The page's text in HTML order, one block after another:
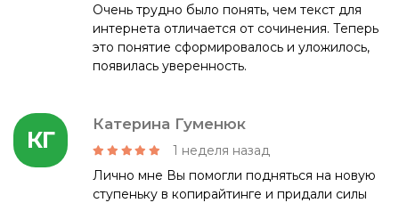
Очень трудно было понять, чем текст для
интернета отличается от сочинения. Теперь
это понятие сформировалось и уложилось,
появилась уверенность.
КГ
Катерина Гуменюк
1 неделя назад
Лично мне Вы помогли подняться на новую
ступеньку в копирайтинге и придали силы